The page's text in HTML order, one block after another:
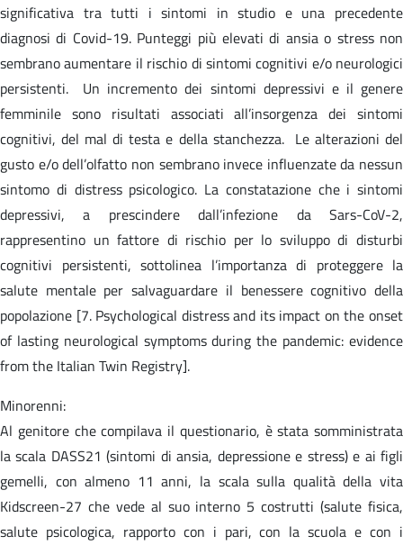
significativa tra tutti i sintomi in studio e una precedente
diagnosi di Covid-19. Punteggi più elevati di ansia o stress non
sembrano aumentare il rischio di sintomi cognitivi e/o neurologici
persistenti. Un incremento dei sintomi depressivi e il genere
femminile sono risultati associati all’insorgenza dei sintomi
cognitivi, del mal di testa e della stanchezza. Le alterazioni del
gusto e/o dell’olfatto non sembrano invece influenzate da nessun
sintomo di distress psicologico. La constatazione che i sintomi
depressivi, a prescindere dall’infezione da Sars-CoV-2,
rappresentino un fattore di rischio per lo sviluppo di disturbi
cognitivi persistenti, sottolinea l’importanza di proteggere la
salute mentale per salvaguardare il benessere cognitivo della
popolazione [7. Psychological distress and its impact on the onset
of lasting neurological symptoms during the pandemic: evidence
from the Italian Twin Registry].
Minorenni:
Al genitore che compilava il questionario, è stata somministrata
la scala DASS21 (sintomi di ansia, depressione e stress) e ai figli
gemelli, con almeno 11 anni, la scala sulla qualità della vita
Kidscreen-27 che vede al suo interno 5 costrutti (salute fisica,
salute psicologica, rapporto con i pari, con la scuola e con i